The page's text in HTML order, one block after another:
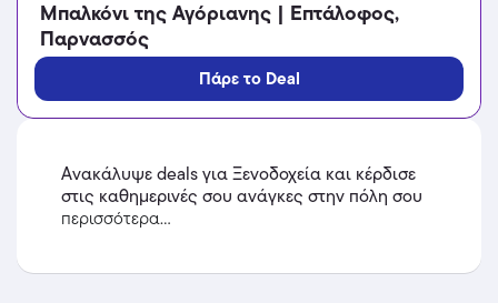
Μπαλκόνι της Αγόριανης | Επτάλοφος,
Παρνασσός
Πάρε το Deal
Ανακάλυψε deals για Ξενοδοχεία και κέρδισε
στις καθημερινές σου ανάγκες στην πόλη σου
περισσότερα...